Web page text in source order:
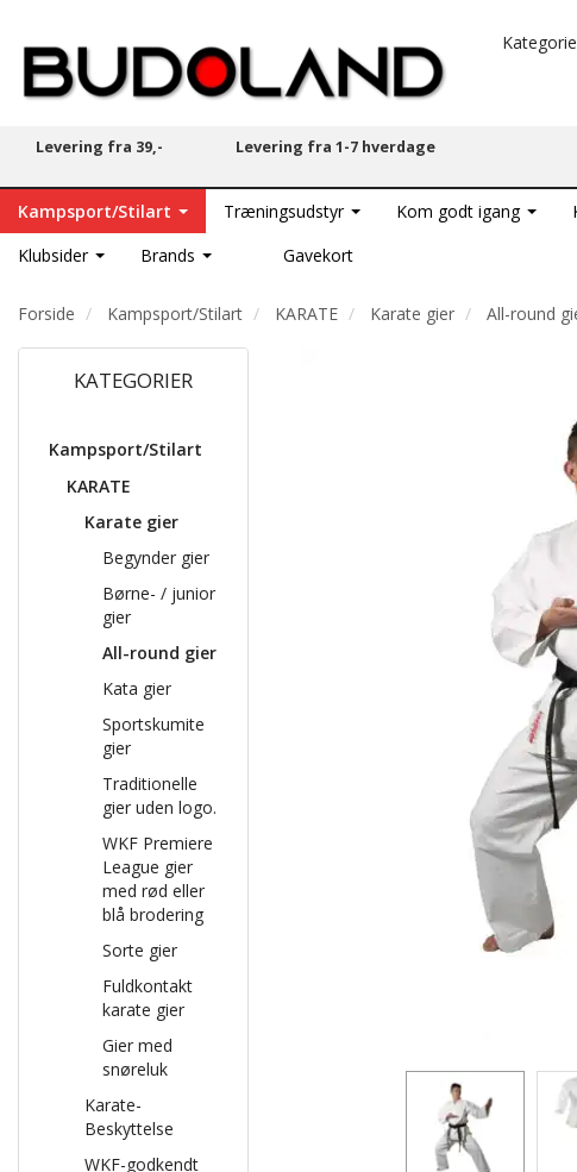
Levering fra 39,- Levering fra 1-7 hverdage
Kampsport/Stilart Træningsudstyr Kom godt igang
Klubsider
Brands Gavekort
Forside Kampsport/Stilart KARATE Karate gier All-round
KATEGORIER
Kampsport/Stilart
KARATE
Karate gier
Begynder gier
Børne- / junior
gier
All-round gier
Kata gier
Sportskumite
gier
Traditionelle
gier uden logo.
WKF Premiere
League gier
med rød eller
blå brodering
Sorte gier
Fuldkontakt
karate gier
Gier med
snøreluk
Karate-
Beskyttelse
WKF-godkendt